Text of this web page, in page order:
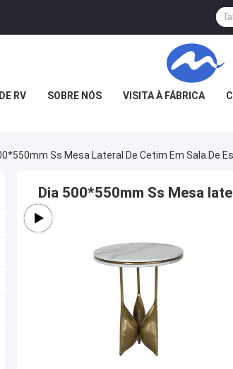
RV SOBRE NÓS VISITA À FÁBRICA
Ss Mesa Lateral De Cetim Em Sala De
Dia 500*550mm Ss Mesa